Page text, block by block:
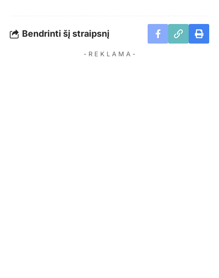
Bendrinti šį straipsnį
- R E K L A M A -